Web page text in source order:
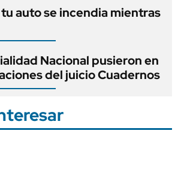
auto se incendia mientras
Nacional pusieron en
del juicio Cuadernos